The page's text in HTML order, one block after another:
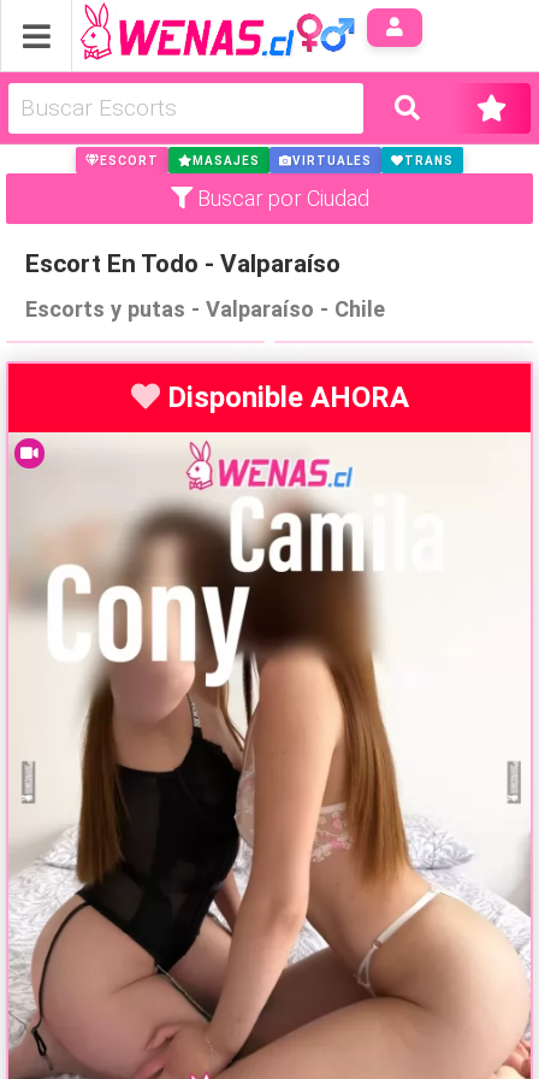
ESCORT MASAJES VIRTUALES TRANS
Buscar por Ciudad
Escort En Todo - Valparaíso
Escorts y putas - Valparaíso - Chile
▶
Masajes profesionales
reales erotico jugado
▶
Nenita insaciable siempre
dispuesta a una buena
mamada
Disponible AHORA